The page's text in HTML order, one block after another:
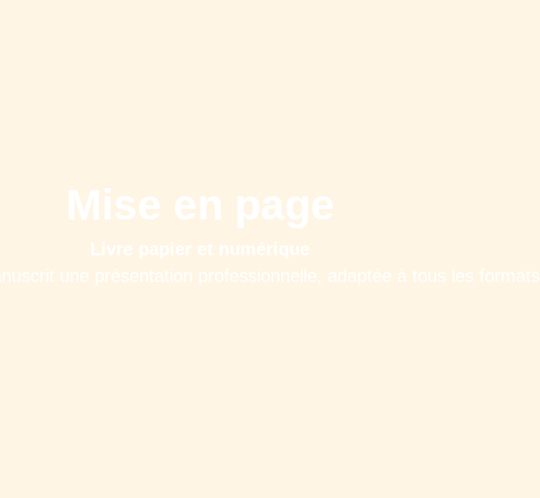
Mise en page
Livre papier et numérique
une présentation professionnelle, adaptée à tous les formats